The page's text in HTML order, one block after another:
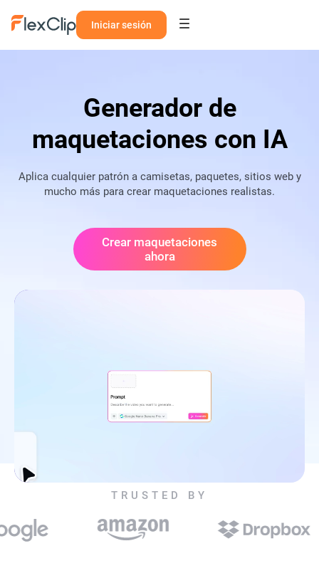
Iniciar sesión
Generador de
maquetaciones con IA
Aplica cualquier patrón a camisetas, paquetes, sitios web y
mucho más para crear maquetaciones realistas.
Crear maquetaciones
ahora
TRUSTED BY